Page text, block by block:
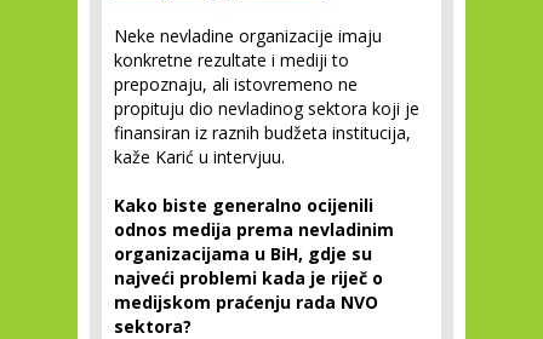
Neke nevladine organizacije imaju
konkretne rezultate i mediji to
prepoznaju, ali istovremeno ne
propituju dio nevladinog sektora koji je
finansiran iz raznih budžeta institucija,
kaže Karić u intervjuu.
Kako biste generalno ocijenili
odnos medija prema nevladinim
organizacijama u BiH, gdje su
najveći problemi kada je riječ o
medijskom praćenju rada NVO
sektora?